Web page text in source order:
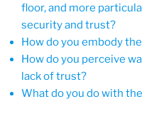
floor, and more
security and trust?
How do you embody
How do you perceive
lack of trust?
What do you do with